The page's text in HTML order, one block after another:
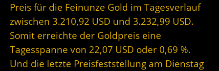
Preis für die Feinunze Gold im Tagesverlauf
zwischen 3.210,92 USD und 3.232,99 USD.
Somit erreichte der Goldpreis eine
Tagesspanne von 22,07 USD oder 0,69 %.
Und die letzte Preisfeststellung am Dienstag